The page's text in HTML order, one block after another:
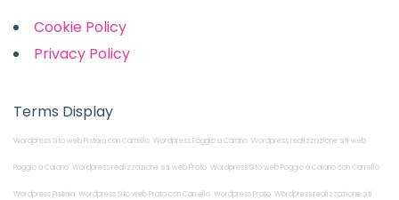
Cookie Policy
Privacy Policy
Terms Display
Wordpress Sito web Pistoia con Carrello Wordpress Poggio a Caiano Wordpress realizzazione siti web
Poggio a Caiano Wordpress realizzazione siti web Prato Wordpress Sito web Poggio a Caiano con Carrello
Wordpress Pistoia Wordpress Sito web Prato con Carrello Wordpress Prato Wordpress realizzazione siti